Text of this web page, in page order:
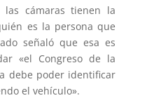
cámaras tienen la
es la persona que
señaló que esa es
«el Congreso de la
debe poder identificar
el vehículo».